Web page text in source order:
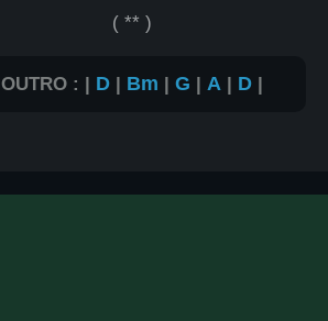
( ** )
OUTRO : | D| Bm | G | A| D|